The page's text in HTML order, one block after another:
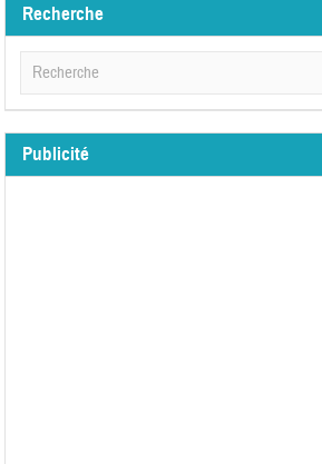
Recherche
Publicité